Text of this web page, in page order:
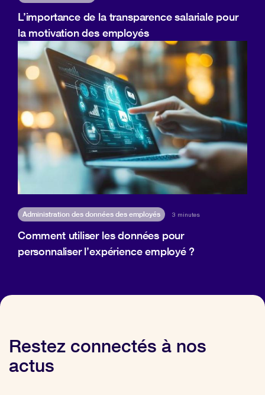
L’importance de la transparence salariale pour
la motivation des employés
Administration des données des employés 3 minutes
Comment utiliser les données pour
personnaliser l’expérience employé ?
Restez connectés à nos
actus